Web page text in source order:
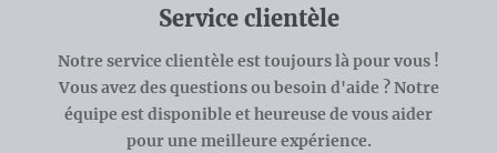
Service clientèle
Notre service clientèle est toujours là pour vous !
Vous avez des questions ou besoin d'aide ? Notre
équipe est disponible et heureuse de vous aider
pour une meilleure expérience.